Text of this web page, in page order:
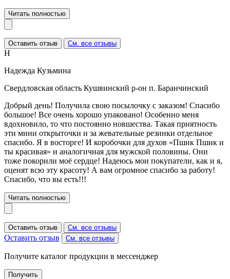
Читать полностью
Оставить отзыв См. все отзывы
Н
Надежда Кузьмина
Свердловская область Кушвинский р-он п. Баранчинский
Добрый день! Получила свою посылочку с заказом! Спасибо
большое! Все очень хорошо упаковано! Особенно меня
вдохновило, то что постоянно новшества. Такая приятность
эти мини открыточки и за жевательные резинки отдельное
спасибо. Я в восторге! И коробочки для духов «Пшик Пшик и
ты красивая» и аналогичная для мужской половины. Они
тоже покорили моё сердце! Надеюсь мои покупатели, как и я,
оценят всю эту красоту! А вам огромное спасибо за работу!
Спасибо, что вы есть!!!
Читать полностью
Оставить отзыв См. все отзывы
Оставить отзыв См. все отзывы
Получите каталог продукции в мессенджер
Получить